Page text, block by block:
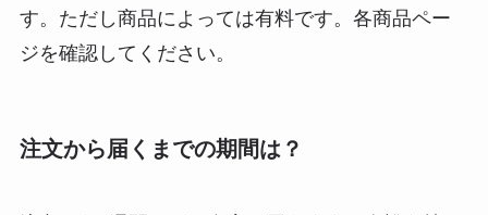
す。ただし商品によっては有料です。各商品ペー
ジを確認してください。
注文から届くまでの期間は？